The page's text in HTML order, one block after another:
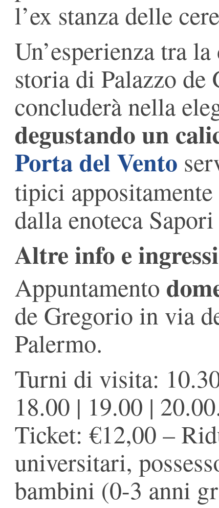
l’ex stanza delle
Un’esperienza tra
storia di Palazzo de
concluderà nella
degustando un
Porta del Vento
tipici
dalla enoteca
Altre info e ingressi
Appuntamento
de Gregorio in via
Palermo.
Turni di visita:
18.00 | 19.00 |
Ticket: €12,00 –
universitari,
bambini (0-3 anni